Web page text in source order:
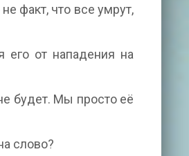
факт, что все умрут,
его от нападения на
будет. Мы просто её
слово?